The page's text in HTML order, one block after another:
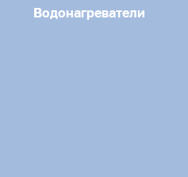
Водонагреватели